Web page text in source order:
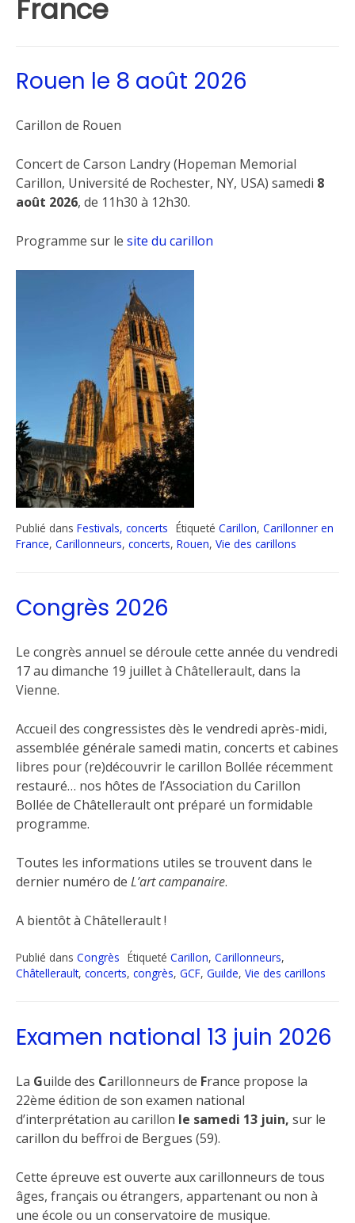
France
Rouen le 8 août 2026
Carillon de Rouen
Concert de Carson Landry (Hopeman Memorial
Carillon, Université de Rochester, NY, USA) samedi 8
août 2026, de 11h30 à 12h30.
Programme sur le site du carillon
Publié dans Festivals, concerts Étiqueté Carillon, Carillonner en
France, Carillonneurs, concerts, Rouen, Vie des carillons
Congrès 2026
Le congrès annuel se déroule cette année du vendredi
17 au dimanche 19 juillet à Châtellerault, dans la
Vienne.
Accueil des congressistes dès le vendredi après-midi,
assemblée générale samedi matin, concerts et cabines
libres pour (re)découvrir le carillon Bollée récemment
restauré… nos hôtes de l’Association du Carillon
Bollée de Châtellerault ont préparé un formidable
programme.
Toutes les informations utiles se trouvent dans le
dernier numéro de L’art campanaire.
A bientôt à Châtellerault !
Publié dans Congrès Étiqueté Carillon, Carillonneurs,
Châtellerault, concerts, congrès, GCF, Guilde, Vie des carillons
Examen national 13 juin 2026
La Guilde des Carillonneurs de France propose la
22ème édition de son examen national
d’interprétation au carillon le samedi 13 juin, sur le
carillon du beffroi de Bergues (59).
Cette épreuve est ouverte aux carillonneurs de tous
âges, français ou étrangers, appartenant ou non à
une école ou un conservatoire de musique.